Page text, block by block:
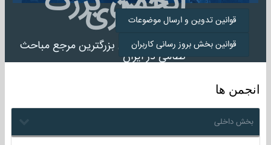
میلیتاری
انجمن میلیتاری بزرگترین مرجع مباحث
نظامی در ایران
قوانین تدوین و ارسال موضوعات
قوانین بخش بروز رسانی کاربران
انجمن ها
بخش داخلی